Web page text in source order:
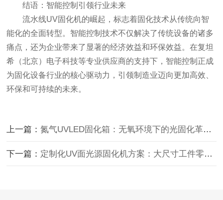
结语：智能控制引领行业未来
流水线UV固化机的崛起，标志着固化技术从传统向智
能化的全面转型。智能控制技术不仅解决了传统设备的诸多
痛点，还为企业带来了显著的经济效益和环保效益。在复坦
希（北京）电子科技等专业供应商的支持下，智能控制正成
为固化设备行业的核心驱动力，引领制造业迈向更加高效、
环保和可持续的未来。
上一篇：氮气UVLED固化箱：无氧环境下的光固化革命，解锁高端制造新
下一篇： 定制化UV面光源固化机方案：大尺寸工件零缺陷固化实战案例